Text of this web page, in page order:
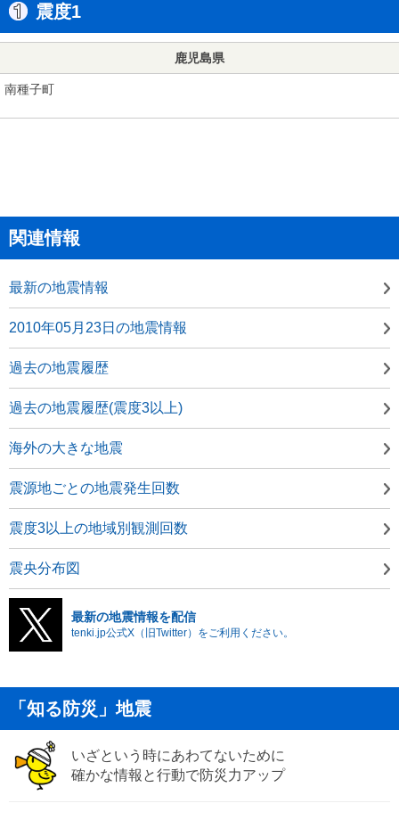
震度1
鹿児島県
南種子町
関連情報
最新の地震情報
2010年05月23日の地震情報
過去の地震履歴
過去の地震履歴(震度3以上)
海外の大きな地震
震源地ごとの地震発生回数
震度3以上の地域別観測回数
震央分布図
最新の地震情報を配信
tenki.jp公式X（旧Twitter）をご利用ください。
「知る防災」地震
いざという時にあわてないために
確かな情報と行動で防災力アップ